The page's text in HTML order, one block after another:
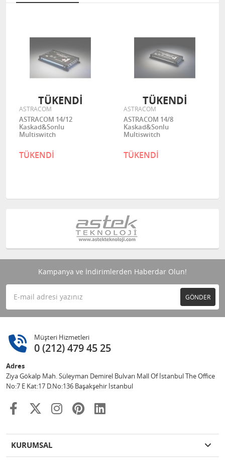
ASTRACOM
ASTRACOM 14/12
Kaskad&Sonlu
Multiswitch
TÜKENDİ
TÜKENDİ
ASTRACOM
ASTRACOM 14/8
Kaskad&Sonlu
Multiswitch
TÜKENDİ
TÜKENDİ
Kampanya ve İndirimlerden Haberdar Olun!
GÖNDER
Müşteri Hizmetleri
0 (212) 479 45 25
Adres
Ziya Gökalp Mah. Süleyman Demirel Bulvarı Mall Of İstanbul The Office
No:7 E Kat:17 D.No:136 Başakşehir İstanbul
KURUMSAL